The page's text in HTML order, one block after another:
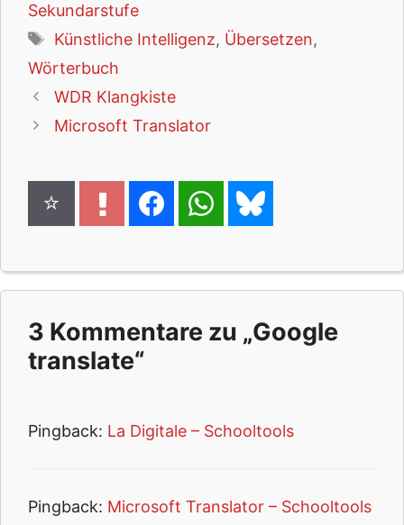
Sekundarstufe
Schlagwörter
Künstliche Intelligenz, Übersetzen,
Wörterbuch
WDR Klangkiste
Microsoft Translator
3 Kommentare zu „Google
translate“
Pingback: La Digitale – Schooltools
Pingback: Microsoft Translator – Schooltools